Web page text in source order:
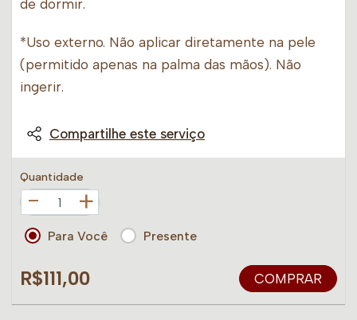
de dormir.
*Uso externo. Não aplicar diretamente na pele
(permitido apenas na palma das mãos). Não
ingerir.
Compartilhe este serviço
Quantidade
+
Para Você Presente
R$111,00 COMPRAR